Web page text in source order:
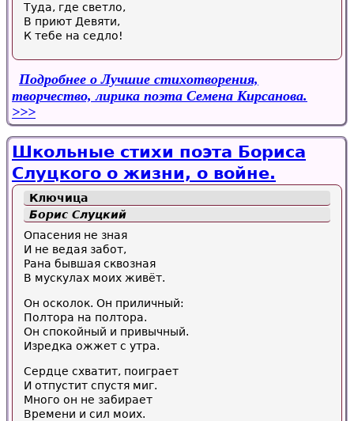
Туда, где светло,
В приют Девяти,
К тебе на седло!
Подробнее о Лучшие стихотворения,
творчество, лирика поэта Семена Кирсанова.
Школьные стихи поэта Бориса
Слуцкого о жизни, о войне.
Ключица
Борис Слуцкий
Опасения не зная
И не ведая забот,
Рана бывшая сквозная
В мускулах моих живёт.
Он осколок. Он приличный:
Полтора на полтора.
Он спокойный и привычный.
Изредка ожжет с утра.
Сердце схватит, поиграет
И отпустит спустя миг.
Много он не забирает
Времени и сил моих.